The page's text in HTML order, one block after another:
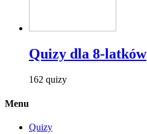
Quizy dla 8-latków
162 quizy
Menu
Quizy